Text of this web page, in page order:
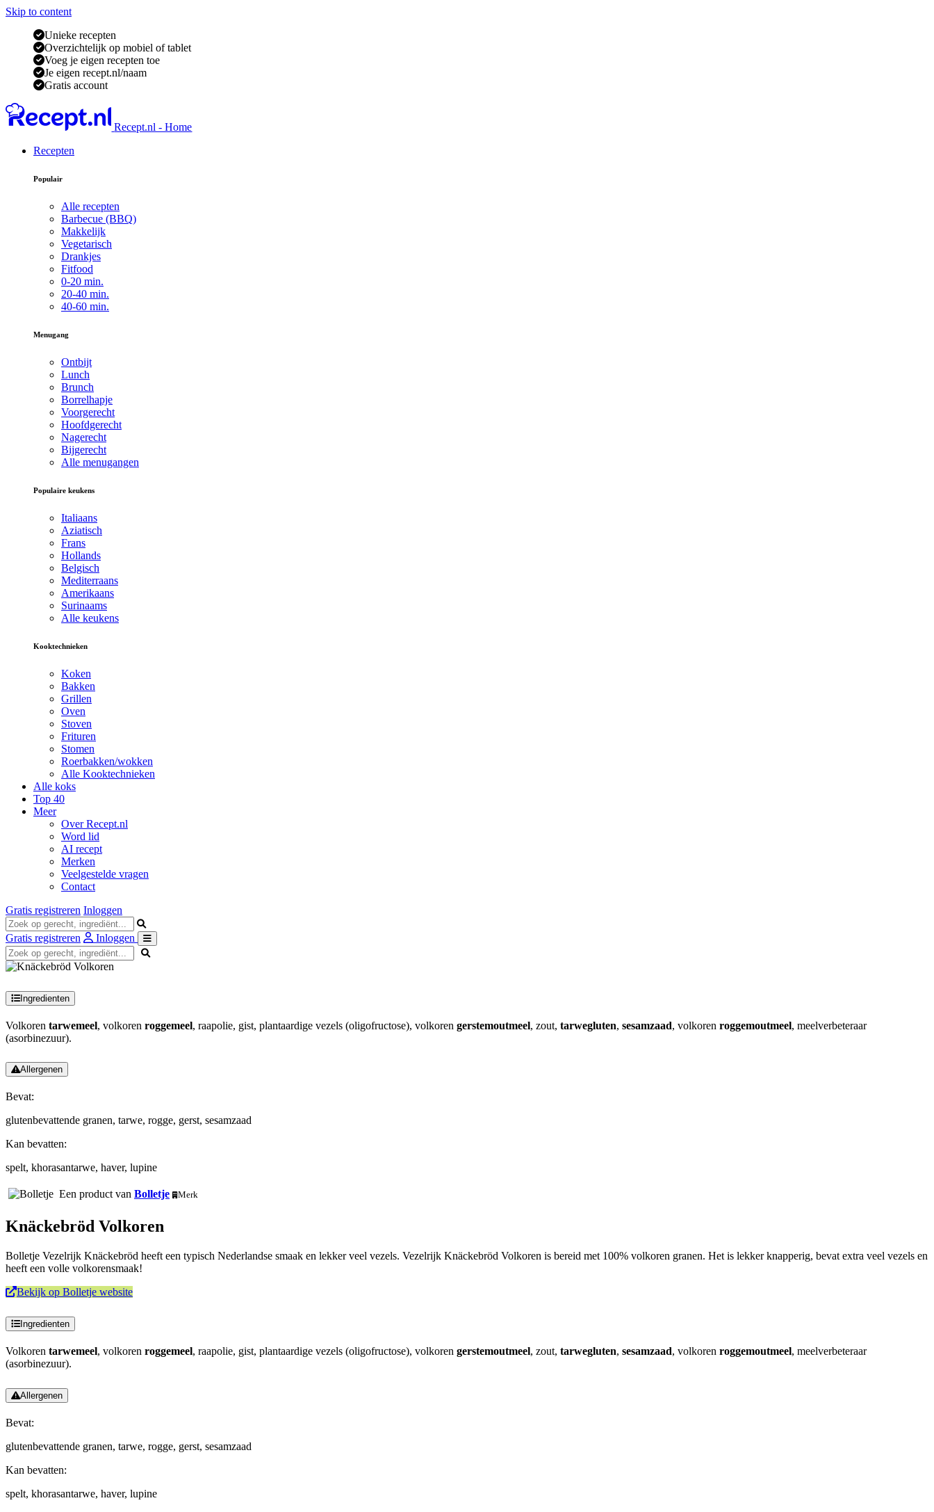
Skip to content
Unieke recepten
Overzichtelijk op mobiel of tablet
Voeg je eigen recepten toe
Je eigen recept.nl/naam
Gratis account
Recept.nl - Home
Recepten
Populair
Alle recepten
Barbecue (BBQ)
Makkelijk
Vegetarisch
Drankjes
Fitfood
0-20 min.
20-40 min.
40-60 min.
Menugang
Ontbijt
Lunch
Brunch
Borrelhapje
Voorgerecht
Hoofdgerecht
Nagerecht
Bijgerecht
Alle menugangen
Populaire keukens
Italiaans
Aziatisch
Frans
Hollands
Belgisch
Mediterraans
Amerikaans
Surinaams
Alle keukens
Kooktechnieken
Koken
Bakken
Grillen
Oven
Stoven
Frituren
Stomen
Roerbakken/wokken
Alle Kooktechnieken
Alle koks
Top 40
Meer
Over Recept.nl
Word lid
AI recept
Merken
Veelgestelde vragen
Contact
Gratis registreren Inloggen
Gratis registreren Inloggen
Ingredienten
Volkoren tarwemeel, volkoren roggemeel, raapolie, gist, plantaardige vezels (oligofructose), volkoren gerstemoutmeel, zout, tarwegluten, sesamzaad, volkoren roggemoutmeel, meelverbeteraar
(asorbinezuur).
Allergenen
Bevat:
glutenbevattende granen, tarwe, rogge, gerst, sesamzaad
Kan bevatten:
spelt, khorasantarwe, haver, lupine
Een product van Bolletje Merk
Knäckebröd Volkoren
Bolletje Vezelrijk Knäckebröd heeft een typisch Nederlandse smaak en lekker veel vezels. Vezelrijk Knäckebröd Volkoren is bereid met 100% volkoren granen. Het is lekker knapperig, bevat extra veel vezels en
heeft een volle volkorensmaak!
Bekijk op Bolletje website
Ingredienten
Volkoren tarwemeel, volkoren roggemeel, raapolie, gist, plantaardige vezels (oligofructose), volkoren gerstemoutmeel, zout, tarwegluten, sesamzaad, volkoren roggemoutmeel, meelverbeteraar
(asorbinezuur).
Allergenen
Bevat:
glutenbevattende granen, tarwe, rogge, gerst, sesamzaad
Kan bevatten:
spelt, khorasantarwe, haver, lupine